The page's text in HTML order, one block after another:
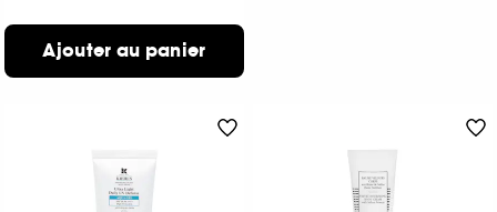
Ajouter au panier